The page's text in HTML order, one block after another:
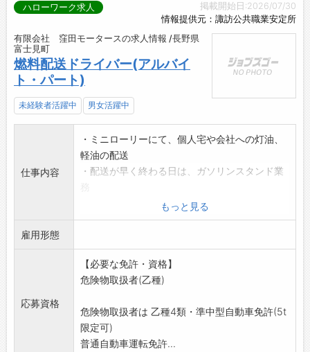
掲載開始日:2026/07/30
情報提供元：諏訪公共職業安定所
ハローワーク求人
有限会社 窪田モータースの求人情報 /長野県
富士見町
燃料配送ドライバー(アルバイ
ト・パート)
未経験者活躍中 男女活躍中
仕事内容
・ミニローリーにて、個人宅や会社への灯油、
軽油の配送
・配送が早く終わる日は、ガソリンスタンド業
(モニターチェック、機械の操作説明、店舗清
掃等)
もっと見る
雇用形態
応募資格
【必要な免許・資格】
危険物取扱者(乙種)
危険物取扱者は 乙種4類・準中型自動車免許(5t
限定可)
普通自動車運転免許...